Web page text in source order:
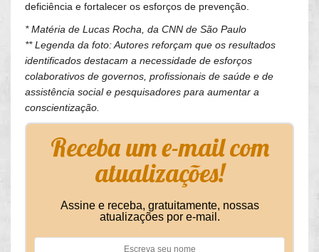
deficiência e fortalecer os esforços de prevenção.
* Matéria de Lucas Rocha, da CNN de São Paulo
** Legenda da foto: Autores reforçam que os resultados
identificados destacam a necessidade de esforços
colaborativos de governos, profissionais de saúde e de
assistência social e pesquisadores para aumentar a
conscientização.
Receba um e-mail com
atualizações!
Assine e receba, gratuitamente, nossas
atualizações por e-mail.